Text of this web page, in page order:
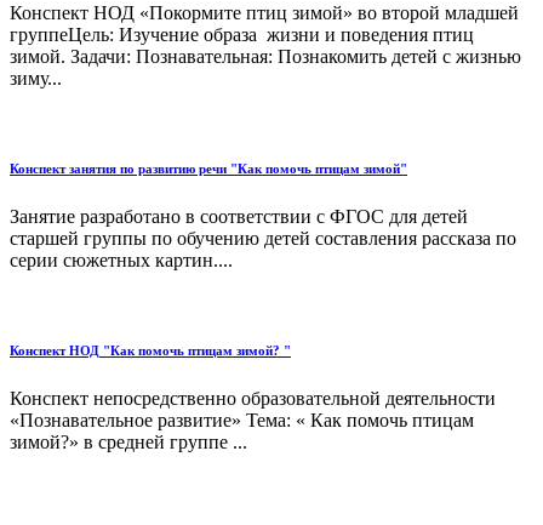
Конспект НОД «Покормите птиц зимой» во второй младшей
группеЦель: Изучение образа жизни и поведения птиц
зимой. Задачи: Познавательная: Познакомить детей с жизнью
зиму...
Конспект занятия по развитию речи "Как помочь птицам зимой"
Занятие разработано в соответствии с ФГОС для детей
старшей группы по обучению детей составления рассказа по
серии сюжетных картин....
Конспект НОД "Как помочь птицам зимой? "
Конспект непосредственно образовательной деятельности
«Познавательное развитие» Тема: « Как помочь птицам
зимой?» в средней группе ...